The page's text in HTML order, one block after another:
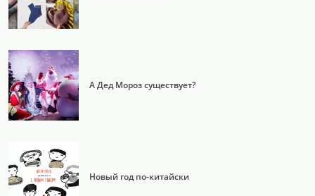
А Дед Мороз существует?
Новый год по-китайски